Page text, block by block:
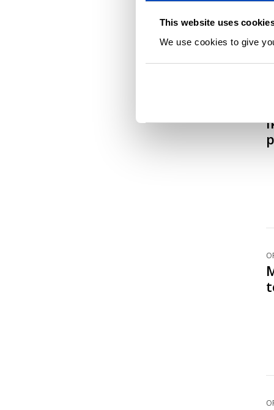
This website uses
We use cookies to give